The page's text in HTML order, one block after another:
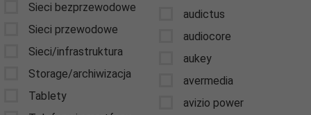
Sieci bezprzewodowe
Sieci przewodowe
Sieci/infrastruktura
Storage/archiwizacja
Tablety
audictus
audiocore
aukey
avermedia
avizio power